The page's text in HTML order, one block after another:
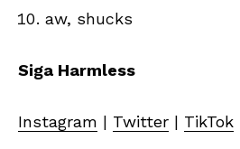
aw, shucks
Siga Harmless
Instagram | Twitter | TikTok